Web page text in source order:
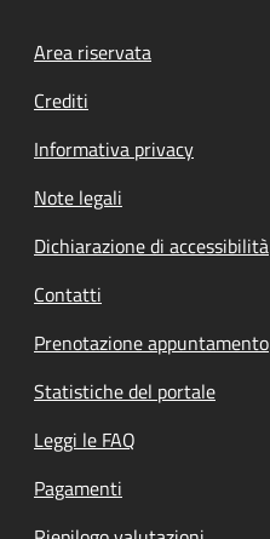
Footer menu
Area riservata
Crediti
Informativa privacy
Note legali
Dichiarazione di accessibilità
Contatti
Prenotazione appuntamento
Statistiche del portale
Leggi le FAQ
Pagamenti